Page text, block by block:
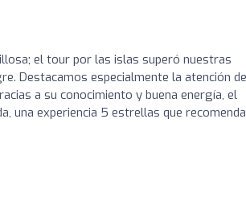
el tour por las islas superó nuestras
Destacamos especialmente la atención de
a su conocimiento y buena energía, el
una experiencia 5 estrellas que